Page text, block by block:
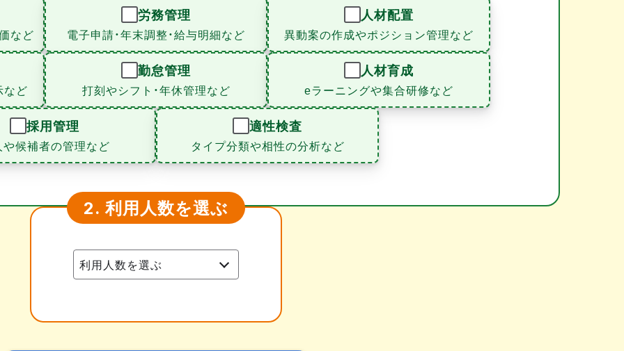
など
労務管理
電子申請・年末調整・給与明細など
人材配置
異動案の作成やポジション管理など
など
勤怠管理
打刻やシフト・年休管理など
人材育成
eラーニングや集合研修など
採用管理
候補者の管理など
適性検査
タイプ分類や相性の分析など
2. 利用人数を選ぶ